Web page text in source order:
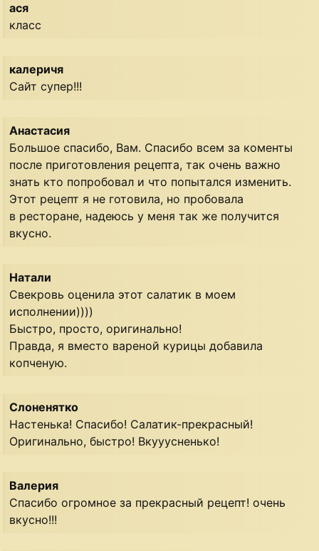
ася
класс
калеричя
Сайт супер!!!
Анастасия
Большое спасибо, Вам. Спасибо всем за коменты
после приготовления рецепта, так очень важно
знать кто попробовал и что попытался изменить.
Этот рецепт я не готовила, но пробовала
в ресторане, надеюсь у меня так же получится
вкусно.
Натали
Свекровь оценила этот салатик в моем
исполнении))))
Быстро, просто, оригинально!
Правда, я вместо вареной курицы добавила
копченую.
Слоненятко
Настенька! Спасибо! Салатик-прекрасный!
Оригинально, быстро! Вкууусненько!
Валерия
Спасибо огромное за прекрасный рецепт! очень
вкусно!!!